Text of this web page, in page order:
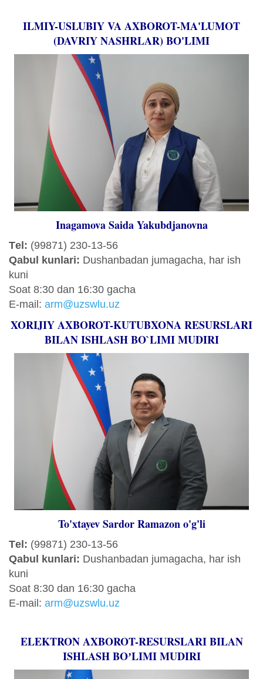
ILMIY-USLUBIY VA AXBOROT-MA'LUMOT
(DAVRIY NASHRLAR) BO'LIMI
Inagamova Saida Yakubdjanovna
Tеl: (99871) 230-13-56
Qabul kunlari: Dushanbadan jumagacha, har ish
kuni
Sоat 8:30 dan 16:30 gacha
E-mail: arm@uzswlu.uz
XORIJIY AXBOROT-KUTUBXONA RESURSLARI
BILAN ISHLASH BO`LIMI MUDIRI
To'xtayev Sardor Ramazon o'g'li
Tеl: (99871) 230-13-56
Qabul kunlari: Dushanbadan jumagacha, har ish
kuni
Sоat 8:30 dan 16:30 gacha
E-mail: arm@uzswlu.uz
ELEKTRON AXBOROT-RESURSLARI BILAN
ISHLASH BOʼLIMI MUDIRI